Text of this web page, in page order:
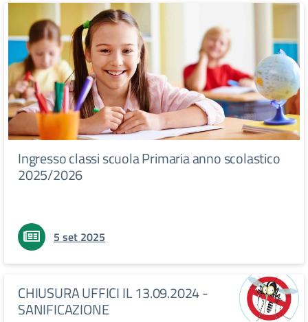
Ingresso classi scuola Primaria anno scolastico
2025/2026
5 set 2025
CHIUSURA UFFICI IL 13.09.2024 -
SANIFICAZIONE